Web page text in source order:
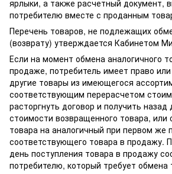
ярлыки, а также расчетный документ,
потребителю вместе с проданным
Перечень товаров, не подлежащих
(возврату) утверждается Кабинетом
Если на момент обмена аналогичного
продаже, потребитель имеет право
другие товары из имеющегося
соответствующим перерасчетом
расторгнуть договор и получить назад
стоимости возвращенного товара,
товара на аналогичный при первом же
соответствующего товара в продажу.
день поступления товара в продажу
потребителю, который требует обмена